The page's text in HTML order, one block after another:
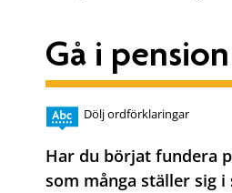
Gå i
Dölj ordförklaringar
Har du börjat fundera
som många ställer sig